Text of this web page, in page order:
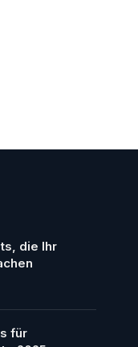
die Ihr
für